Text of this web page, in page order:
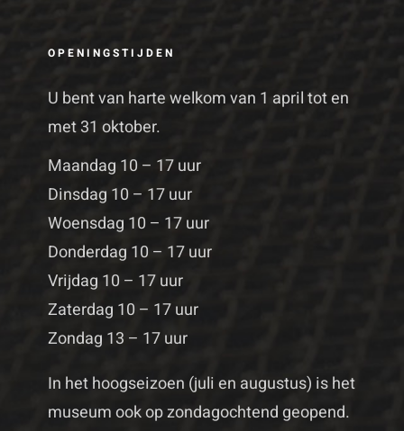
OPENINGSTIJDEN
U bent van harte welkom van 1 april tot en
met 31 oktober.
Maandag 10 – 17 uur
Dinsdag 10 – 17 uur
Woensdag 10 – 17 uur
Donderdag 10 – 17 uur
Vrijdag 10 – 17 uur
Zaterdag 10 – 17 uur
Zondag 13 – 17 uur
In het hoogseizoen (juli en augustus) is het
museum ook op zondagochtend geopend.